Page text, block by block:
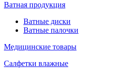
Ватная продукция
Ватные диски
Ватные палочки
Медицинские товары
Салфетки влажные